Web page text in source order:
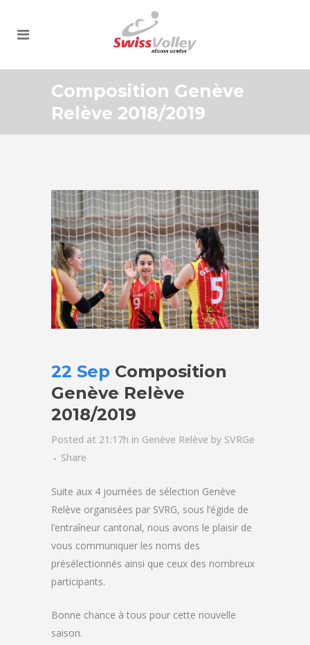
Composition Genève
Relève 2018/2019
22 Sep Composition
Genève Relève
2018/2019
Posted at 21:17h in Genève Relève by SVRGe
Share
Suite aux 4 journées de sélection Genève
Relève organisées par SVRG, sous l’égide de
l’entraîneur cantonal, nous avons le plaisir de
vous communiquer les noms des
présélectionnés ainsi que ceux des nombreux
participants.
Bonne chance à tous pour cette nouvelle
saison.